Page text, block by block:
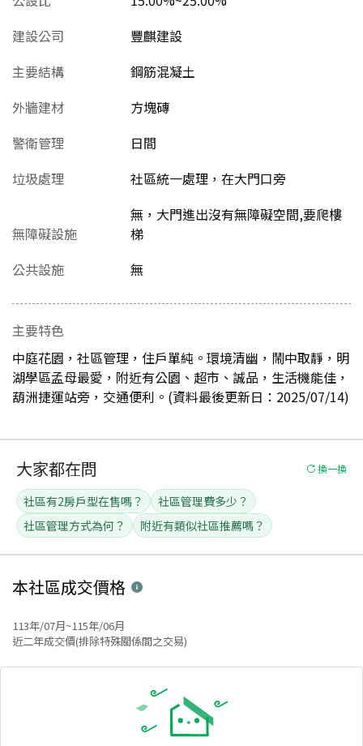
建設公司
豐麒建設
主要結構
鋼筋混凝土
外牆建材
方塊磚
警衛管理
日間
垃圾處理
社區統一處理，在大門口旁
無障礙設施
無，大門進出沒有無障礙空間,要爬樓
梯
公共設施
無
主要特色
中庭花園，社區管理，住戶單純。環境清幽，鬧中取靜，明
湖學區孟母最愛，附近有公園、超市、誠品，生活機能佳，
葫洲捷運站旁，交通便利。(資料最後更新日：2025/07/14)
大家都在問 換一換
社區有2房戶型在售嗎？
社區管理費多少？
社區管理方式為何？
附近有類似社區推薦嗎？
本社區成交價格
113年/07月~115年/06月
近二年成交價(排除特殊關係間之交易)